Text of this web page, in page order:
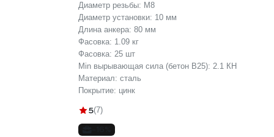
Диаметр резьбы: М8
Диаметр установки: 10 мм
Длина анкера: 80 мм
Фасовка: 1.09 кг
Фасовка: 25 шт
Min вырывающая сила (бетон B25): 2.1 КН
Материал: сталь
Покрытие: цинк
5(7)